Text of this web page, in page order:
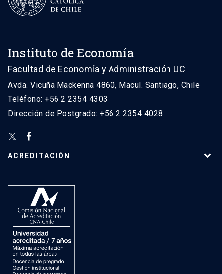
Instituto de Economía
Facultad de Economía y Administración UC
Avda. Vicuña Mackenna 4860, Macul. Santiago, Chile
Teléfono: +56 2 2354 4303
Dirección de Postgrado: +56 2 2354 4028
ACREDITACIÓN